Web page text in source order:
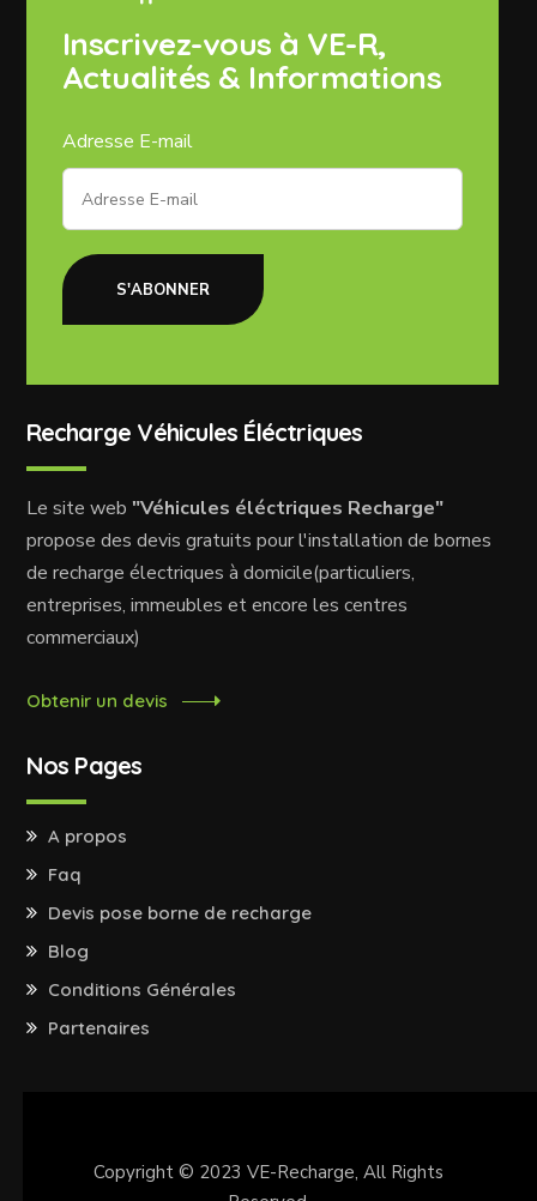
Inscrivez-vous à VE-R,
Actualités & Informations
Adresse E-mail
S'ABONNER
Recharge Véhicules Éléctriques
Le site web "Véhicules éléctriques Recharge"
propose des devis gratuits pour l'installation de bornes
de recharge électriques à domicile(particuliers,
entreprises, immeubles et encore les centres
commerciaux)
Obtenir un devis
Nos Pages
A propos
Faq
Devis pose borne de recharge
Blog
Conditions Générales
Partenaires
Copyright © 2023 VE-Recharge, All Rights